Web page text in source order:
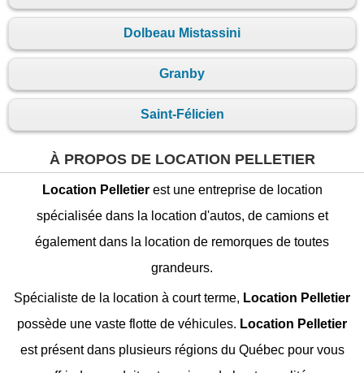
Dolbeau Mistassini
Granby
Saint-Félicien
À PROPOS DE LOCATION PELLETIER
Location Pelletierest une entreprise de location
spécialisée dans la location d'autos, de camions et
également dans la location de remorques de toutes
grandeurs.
Spécialiste de la location à court terme, Location Pelletier
possède une vaste flotte de véhicules. Location Pelletier
est présent dans plusieurs régions du Québec pour vous